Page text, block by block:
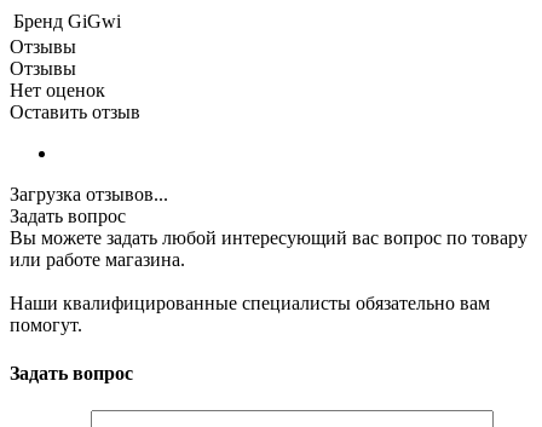
Бренд GiGwi
Отзывы
Отзывы
Нет оценок
Оставить отзыв
Загрузка отзывов...
Задать вопрос
Вы можете задать любой интересующий вас вопрос по товару
или работе магазина.
Наши квалифицированные специалисты обязательно вам
помогут.
Задать вопрос